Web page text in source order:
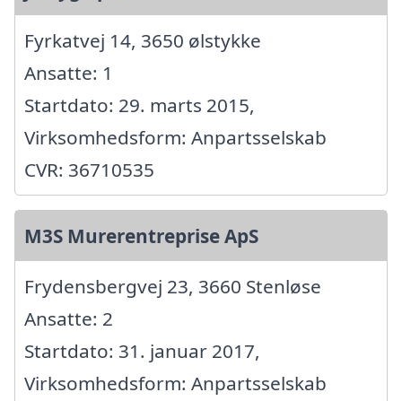
Fyrkatvej 14, 3650 ølstykke
Ansatte: 1
Startdato: 29. marts 2015,
Virksomhedsform: Anpartsselskab
CVR: 36710535
M3S Murerentreprise ApS
Frydensbergvej 23, 3660 Stenløse
Ansatte: 2
Startdato: 31. januar 2017,
Virksomhedsform: Anpartsselskab